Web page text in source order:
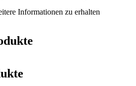
Informationen zu erhalten